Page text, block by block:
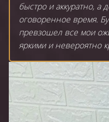
быстро и аккуратно, а
оговоренное время.
превзошел все мои
яркими и невероятно